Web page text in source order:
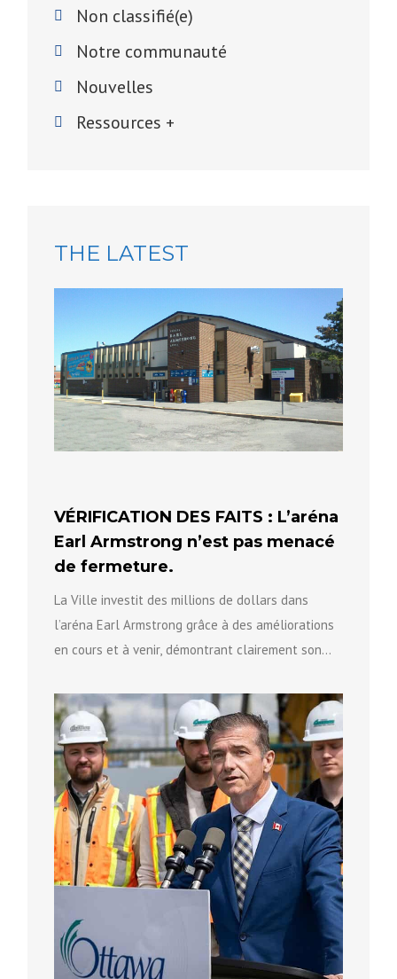
Non classifié(e)
Notre communauté
Nouvelles
Ressources +
THE LATEST
VÉRIFICATION DES FAITS : L’aréna
Earl Armstrong n’est pas menacé
de fermeture.
La Ville investit des millions de dollars dans
l’aréna Earl Armstrong grâce à des améliorations
en cours et à venir, démontrant clairement son